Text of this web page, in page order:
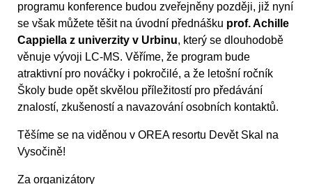
programu konference budou zveřejněny později, již nyní
se však můžete těšit na úvodní přednášku prof. Achille
Cappiella z univerzity v Urbinu, který se dlouhodobě
věnuje vývoji LC-MS. Věříme, že program bude
atraktivní pro nováčky i pokročilé, a že letošní ročník
Školy bude opět skvělou příležitostí pro předávání
znalostí, zkušeností a navazování osobních kontaktů.
Těšíme se na viděnou v OREA resortu Devět Skal na
Vysočině!
Za organizátory